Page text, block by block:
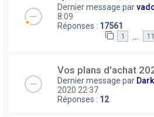
Dernier message par
8:09
Réponses : 17561
1
Vos plans d'achat
Dernier message par
2020 22:37
Réponses : 12